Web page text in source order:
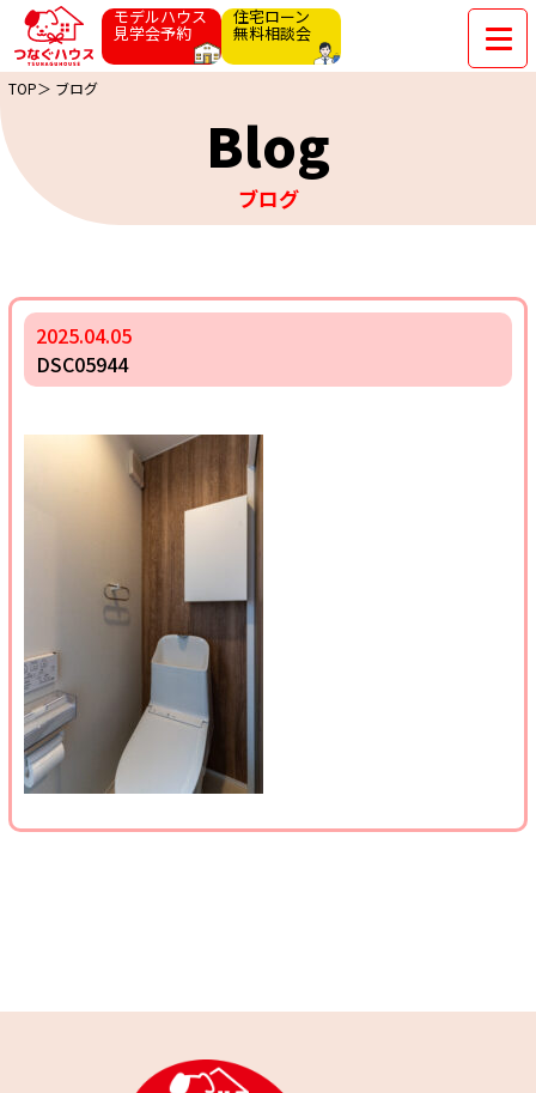
モデルハウス
見学会予約
住宅ローン
無料相談会
TOP＞ ブログ
Blog
ブログ
2025.04.05
DSC05944